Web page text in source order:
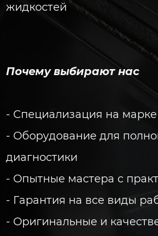
жидкостей
Почему выбирают нас
- Специализация на
- Оборудование для
диагностики
- Опытные мастера с
- Гарантия на все виды
- Оригинальные и